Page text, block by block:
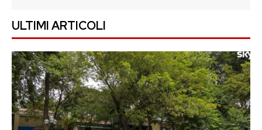
ULTIMI ARTICOLI